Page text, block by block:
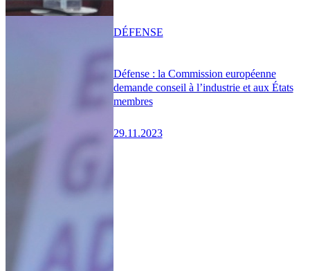
Défense : la Commission européenne
demande conseil à l’industrie et aux États
membres
29.11.2023
DÉFENSE